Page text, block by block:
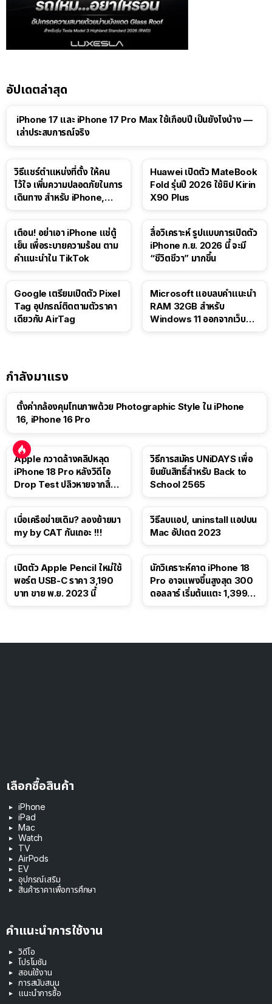
อัปเดตล่าสุด
iPhone 17 และ iPhone 17 Pro Max ใช้เกือบปี เป็นยังไงบ้าง —
เล่าประสบการณ์จริง
วิธีแชร์ตำแหน่งที่ตั้ง ให้คน
ไว้ใจ เพิ่มความปลอดภัยในการ
เดินทาง สำหรับ iPhone,
Huawei เปิดตัว MateBook
Fold รุ่นปี 2026 ใช้ชิป Kirin
X90 Plus
เตือน! อย่าเอา iPhone แช่ตู้
เย็น เพื่อระบายความร้อน ตาม
คำแนะนำใน TikTok
สื่อวิเคราะห์ รูปแบบการเปิดตัว
iPhone ก.ย. 2026 นี้ จะมี
“ชีวิตชีวา” มากขึ้น
Google เตรียมเปิดตัว Pixel
Tag อุปกรณ์ติดตามตัวราคา
เดียวกับ AirTag
Microsoft แอบลบคำแนะนำ
RAM 32GB สำหรับ
Windows 11 ออกจากเว็บตัว
กำลังมาแรง
ตั้งค่ากล้องคุมโทนภาพด้วย Photographic Style ใน iPhone
16, iPhone 16 Pro
Apple กวาดล้างคลิปหลุด
iPhone 18 Pro หลังวิดีโอ
Drop Test ปลิวหายจากสื่อ
วิธีการสมัคร UNiDAYS เพื่อ
ยืนยันสิทธิ์สำหรับ Back to
School 2565
เบื่อเครือข่ายเดิม? ลองย้ายมา
my by CAT กันเถอะ !!!
วิธีลบแอป, uninstall แอปบน
Mac อัปเดต 2023
เปิดตัว Apple Pencil ใหม่ใช้
พอร์ต USB-C ราคา 3,190
บาท ขาย พ.ย. 2023 นี้
นักวิเคราะห์คาด iPhone 18
Pro อาจแพงขึ้นสูงสุด 300
ดอลลาร์ เริ่มต้นแตะ 1,399
เลือกซื้อสินค้า
iPhone
iPad
Mac
Watch
TV
AirPods
EV
อุปกรณ์เสริม
สินค้าราคาเพื่อการศึกษา
คำแนะนำการใช้งาน
วิดีโอ
โปรโมชัน
สอนใช้งาน
การสนับสนุน
แนะนำการซื้อ